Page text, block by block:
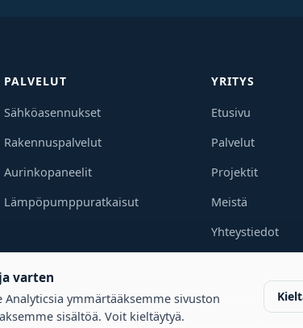
PALVELUT
Sähköasennukset
Rakennuspalvelut
Aurinkopaneelit
Lämpöpumppuratkaisut
YRITYS
Etusivu
Palvelut
Projektit
Meistä
Yhteystiedot
varten
Analyticsia ymmärtääksemme sivuston
sisältöä. Voit kieltäytyä.